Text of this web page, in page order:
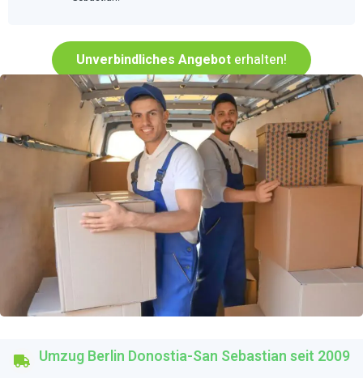
Unverbindliches Angebot erhalten!
Umzug Berlin Donostia-San Sebastian seit 2009